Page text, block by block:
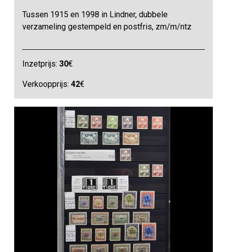
Tussen 1915 en 1998 in Lindner, dubbele
verzameling gestempeld en postfris, zm/m/ntz
Inzetprijs:30€
Verkoopprijs:42€